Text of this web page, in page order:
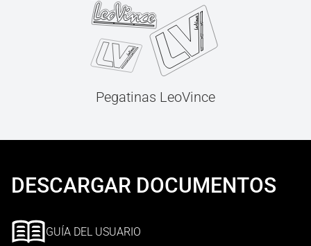
Pegatinas LeoVince
DESCARGAR DOCUMENTOS
GUÍA DEL USUARIO